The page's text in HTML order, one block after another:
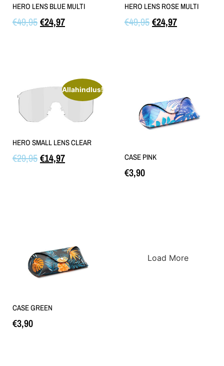
HERO LENS BLUE MULTI
€49,95€24,97
HERO LENS ROSE MULTI
€49,95€24,97
Allahindlus!
HERO SMALL LENS CLEAR
€29,95€14,97 CASE PINK
€3,90
CASE GREEN
€3,90
Load More